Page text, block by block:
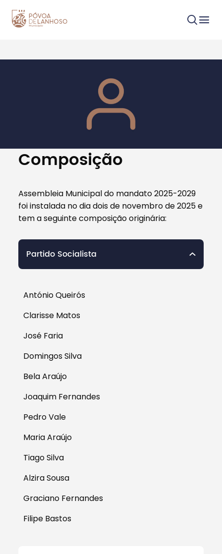
Tipo de conteúdo
Filtros
Composição
Assembleia Municipal do mandato 2025-2029
foi instalada no dia dois de novembro de 2025 e
tem a seguinte composição originária:
Partido Socialista
António Queirós
Clarisse Matos
José Faria
Domingos Silva
Bela Araújo
Joaquim Fernandes
Pedro Vale
Maria Araújo
Tiago Silva
Alzira Sousa
Graciano Fernandes
Filipe Bastos